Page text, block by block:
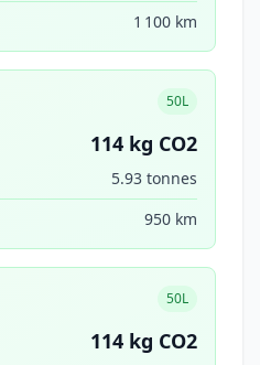
1 100 km
50L
114 kg CO2
5.93 tonnes
950 km
50L
114 kg CO2